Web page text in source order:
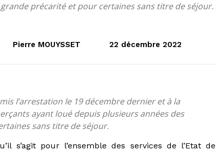
précarité et pour certaines sans titre de séjour.
Pierre MOUYSSET 22 décembre 2022
l’arrestation le 19 décembre dernier et à la
ayant loué depuis plusieurs années des
sans titre de séjour.
s’agit pour l’ensemble des services de l’Etat de